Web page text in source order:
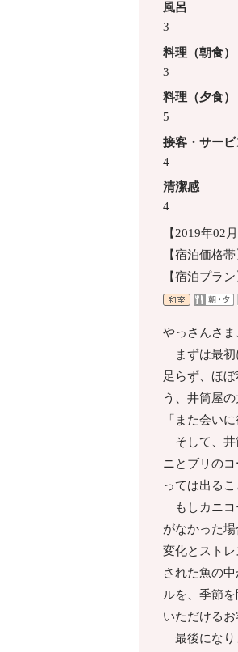
風呂
3
料理（朝食）
3
料理（夕食）
5
接客・サービ
4
清潔感
4
【2019年02
【宿泊価格
【宿泊プラ
やっさんさま
まずは最初
足らず、ほ
う、井筒屋
「また会い
そして、井
ニとブリの
っては出る
もしカニコ
がなかった
変化とスト
された魚の
ルを、季節
いただける
最後になり